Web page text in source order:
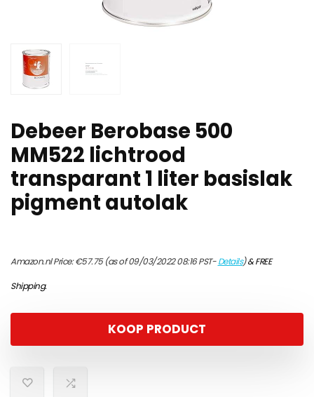
Debeer Berobase 500
MM522 lichtrood
transparant 1 liter basislak
pigment autolak
Amazon.nl Price:€57.75(as of 09/03/2022 08:16 PST-Details)&FREE
Shipping.
KOOP PRODUCT